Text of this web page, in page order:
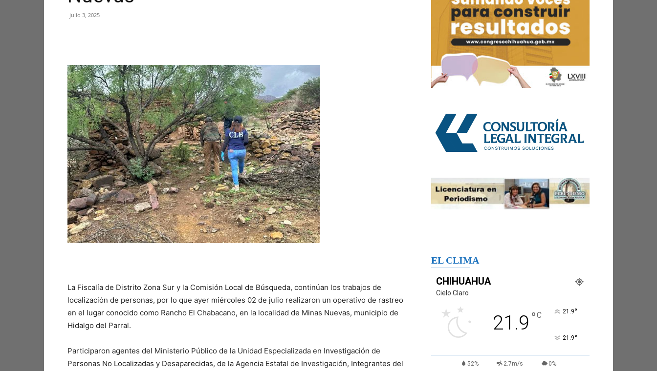
julio 3, 2025
La Fiscalía de Distrito Zona Sur y la Comisión Local de Búsqueda, continúan los trabajos de
localización de personas, por lo que ayer miércoles 02 de julio realizaron un operativo de rastreo
en el lugar conocido como Rancho El Chabacano, en la localidad de Minas Nuevas, municipio de
Hidalgo del Parral.
Participaron agentes del Ministerio Público de la Unidad Especializada en Investigación de
Personas No Localizadas y Desaparecidas, de la Agencia Estatal de Investigación, Integrantes del
EL CLIMA
CHIHUAHUA
Cielo Claro
21.9 °C 21.9°
21.9°
52% 2.7m/s 0%